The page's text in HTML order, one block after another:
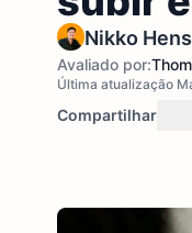
Nikko
Avaliado por:
Última atualização
Compartilhar